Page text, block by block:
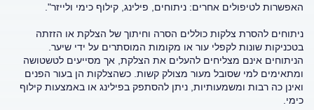
האפשרות לטיפולים אחרים: ניתוחים, פילינג, קילוף כימי ולייזר".
ניתוחים להסרת צלקות כוללים הסרה וחיתוך של הצלקת או הזזתה
בטכניקות שונות לקפלי עור או מקומות המוסתרים על ידי שיער.
הניתוחים אינם מצליחים להעלים את הצלקת, אך מסייעים לטשטושה
ומתאימים למי שסובל מעור מצולק קשות. כשהצלקות הן בעור הפנים
ואינן כה רבות ומשמעותיות, ניתן להסתפק בפילינג או באמצעות קילוף
כימי.